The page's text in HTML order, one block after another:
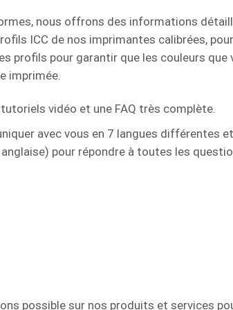
nous offrons des informations
ICC de nos imprimantes calibrées,
profils pour garantir que les couleurs que
imprimée.
vidéo et une FAQ très complète.
avec vous en 7 langues différentes
anglaise) pour répondre à toutes les
possible sur nos produits et services